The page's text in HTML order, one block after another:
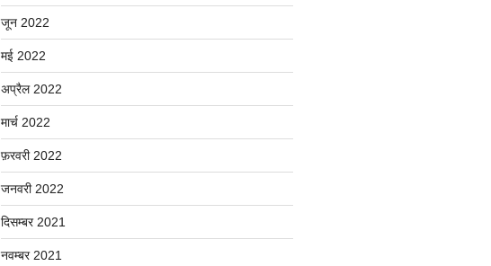
जून 2022
मई 2022
अप्रैल 2022
मार्च 2022
फ़रवरी 2022
जनवरी 2022
दिसम्बर 2021
नवम्बर 2021